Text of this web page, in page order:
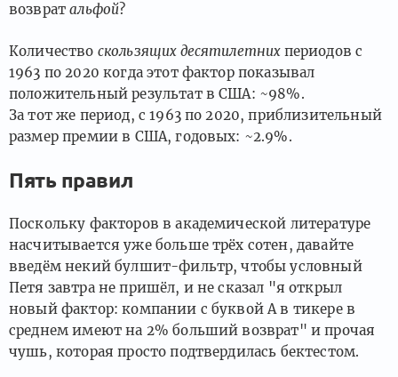
возвратальфой?
Количество скользящих десятилетнихпериодов с
1963 по 2020 когда этот фактор показывал
положительный результат в США: ~98%.
За тот же период, с 1963 по 2020, приблизительный
размер премии в США, годовых: ~2.9%.
Пять правил
Поскольку факторов в академической литературе
насчитывается уже больше трёх сотен, давайте
введём некий булшит-фильтр, чтобы условный
Петя завтра не пришёл, и не сказал "я открыл
новый фактор: компании с буквой А в тикере в
среднем имеют на 2% больший возврат" и прочая
чушь, которая просто подтвердилась бектестом.